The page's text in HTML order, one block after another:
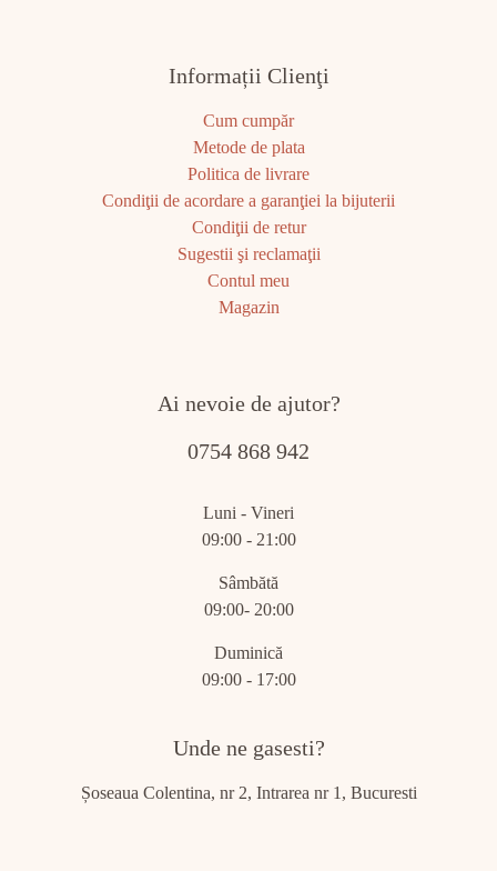
Informații Clienţi
Cum cumpăr
Metode de plata
Politica de livrare
Condiţii de acordare a garanţiei la bijuterii
Condiţii de retur
Sugestii şi reclamaţii
Contul meu
Magazin
Ai nevoie de ajutor?
0754 868 942
Luni - Vineri
09:00 - 21:00
Sâmbătă
09:00- 20:00
Duminică
09:00 - 17:00
Unde ne gasesti?
Șoseaua Colentina, nr 2, Intrarea nr 1, Bucuresti